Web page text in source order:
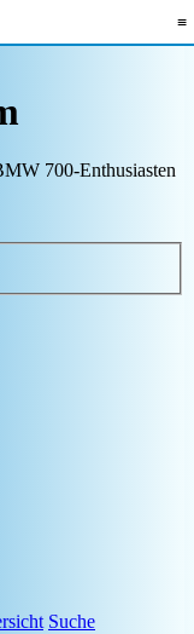
≡
700-Enthusiasten
Suche